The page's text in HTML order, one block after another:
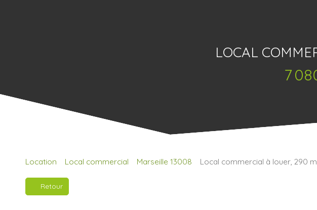
LOCAL
7
Location Local commercial Marseille 13008 Local commercial à louer, 290
Retour